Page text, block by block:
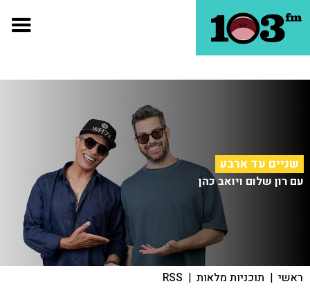
שניים עד ארבע
עם רון שלום ויואב כהן
ראשי | תוכניות מלאות |
RSS